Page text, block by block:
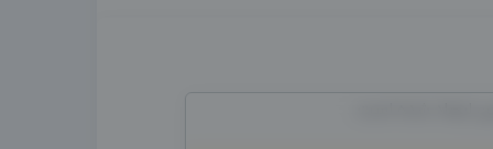
ایجاد شده است.